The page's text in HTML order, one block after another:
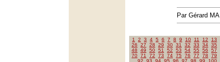
Par Gérard
1 2 3 4 5 6 7 8 9 10 11 12
13
26
27 28 29 30 31 32 33 34 35
48
49 50 51 52 53 54 55 56
57
70 71 72 73 74 75 76 77 78
79
92
93 94 95 96 97 98 99
100